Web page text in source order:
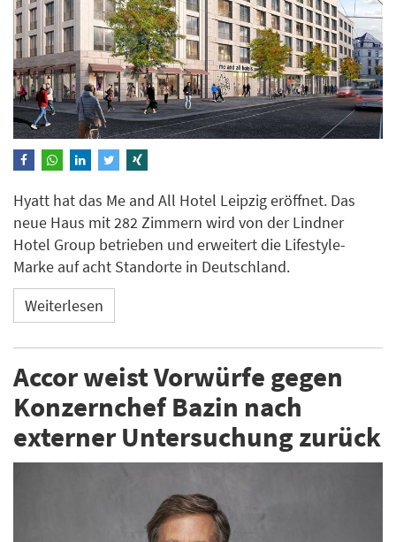
Hyatt hat das Me and All Hotel Leipzig eröffnet. Das
neue Haus mit 282 Zimmern wird von der Lindner
Hotel Group betrieben und erweitert die Lifestyle-
Marke auf acht Standorte in Deutschland.
Weiterlesen
Accor weist Vorwürfe gegen
Konzernchef Bazin nach
externer Untersuchung zurück